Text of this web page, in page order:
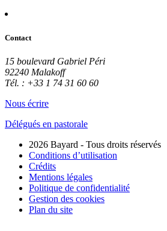
Contact
15 boulevard Gabriel Péri
92240 Malakoff
Tél. : +33 1 74 31 60 60
Nous écrire
Délégués en pastorale
2026 Bayard - Tous droits réservés
Conditions d’utilisation
Crédits
Mentions légales
Politique de confidentialité
Gestion des cookies
Plan du site